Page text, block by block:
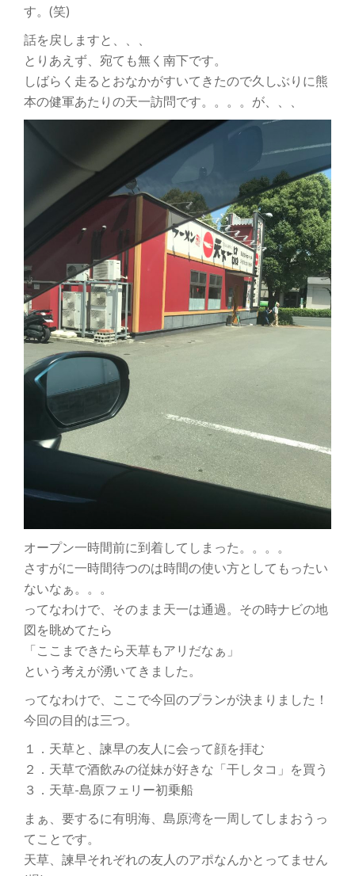
す。(笑)
話を戻しますと、、、
とりあえず、宛ても無く南下です。
しばらく走るとおなかがすいてきたので久しぶりに熊
本の健軍あたりの天一訪問です。。。。が、、、
オープン一時間前に到着してしまった。。。。
さすがに一時間待つのは時間の使い方としてもったい
ないなぁ。。。
ってなわけで、そのまま天一は通過。その時ナビの地
図を眺めてたら
「ここまできたら天草もアリだなぁ」
という考えが湧いてきました。
ってなわけで、ここで今回のプランが決まりました！
今回の目的は三つ。
１．天草と、諫早の友人に会って顔を拝む
２．天草で酒飲みの従妹が好きな「干しタコ」を買う
３．天草-島原フェリー初乗船
まぁ、要するに有明海、島原湾を一周してしまおうっ
てことです。
天草、諫早それぞれの友人のアポなんかとってません